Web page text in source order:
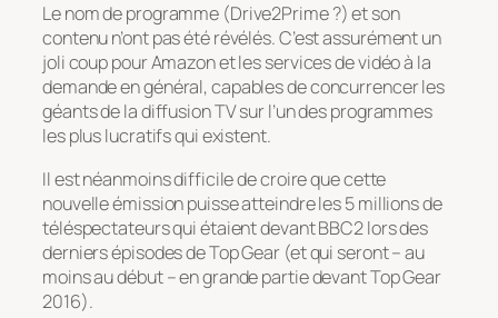
Le nom de programme (Drive2Prime ?) et son
contenu n’ont pas été révélés. C’est assurément un
joli coup pour Amazon et les services de vidéo à la
demande en général, capables de concurrencer les
géants de la diffusion TV sur l’un des programmes
les plus lucratifs qui existent.
Il est néanmoins difficile de croire que cette
nouvelle émission puisse atteindre les 5 millions de
téléspectateurs qui étaient devant BBC2 lors des
derniers épisodes de Top Gear (et qui seront – au
moins au début – en grande partie devant Top Gear
2016).